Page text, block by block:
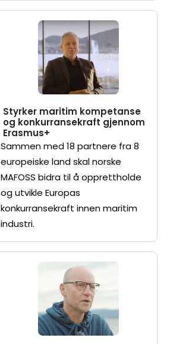
Styrker maritim kompetanse
og konkurransekraft gjennom
Erasmus+
Sammen med 18 partnere fra 8
europeiske land skal norske
MAFOSS bidra til å opprettholde
og utvikle Europas
konkurransekraft innen maritim
industri.